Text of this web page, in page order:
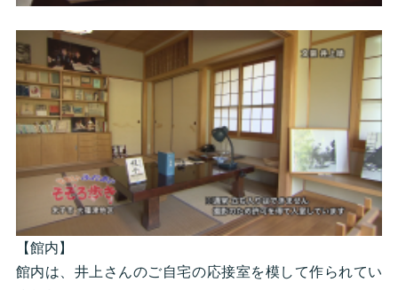
【館内】
館内は、井上さんのご自宅の応接室を模して作られてい